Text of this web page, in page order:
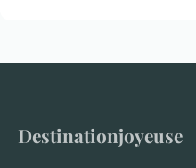
Destinationjoyeuse